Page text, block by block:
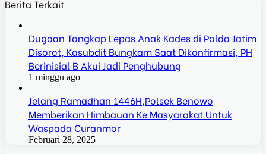
Berita Terkait
Dugaan Tangkap Lepas Anak Kades di Polda Jatim
Disorot, Kasubdit Bungkam Saat Dikonfirmasi, PH
Berinisial B Akui Jadi Penghubung
1 minggu ago
Jelang Ramadhan 1446H,Polsek Benowo
Memberikan Himbauan Ke Masyarakat Untuk
Waspada Curanmor
Februari 28, 2025